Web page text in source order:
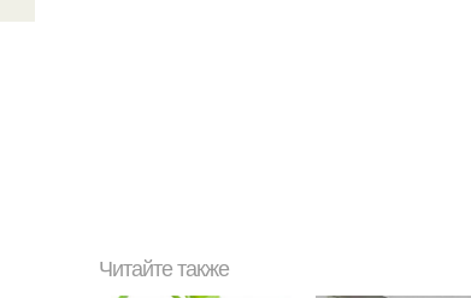
Читайте также